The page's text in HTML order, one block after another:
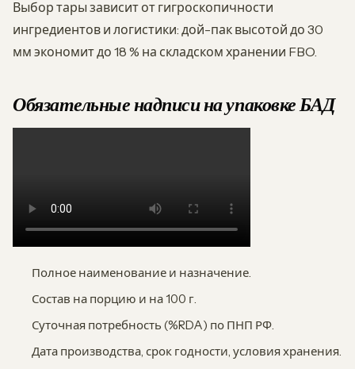
Выбор тары зависит от гигроскопичности
ингредиентов и логистики: дой-пак высотой до 30
мм экономит до 18 % на складском хранении FBO.
Обязательные надписи на упаковке БАД
Полное наименование и назначение.
Состав на порцию и на 100 г.
Суточная потребность (%RDA) по ПНП РФ.
Дата производства, срок годности, условия хранения.